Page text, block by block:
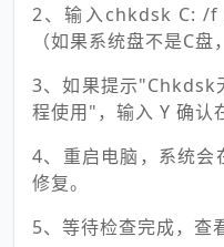
2、输入chkdsk C: /f
（如果系统盘不是C盘
3、如果提示"Chkdsk
程使用"，输入 Y 确认
4、重启电脑，系统会
修复。
5、等待检查完成，查